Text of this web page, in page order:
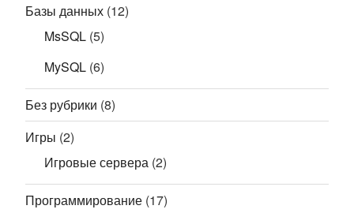
Базы данных (12)
MsSQL (5)
MySQL (6)
Без рубрики (8)
Игры (2)
Игровые сервера (2)
Программирование (17)